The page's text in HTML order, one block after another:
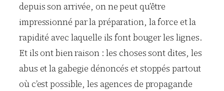
depuis son arrivée, on ne peut qu’être
impressionné par la préparation, la force et la
rapidité avec laquelle ils font bouger les lignes.
Et ils ont bien raison : les choses sont dites, les
abus et la gabegie dénoncés et stoppés partout
où c’est possible, les agences de propagande